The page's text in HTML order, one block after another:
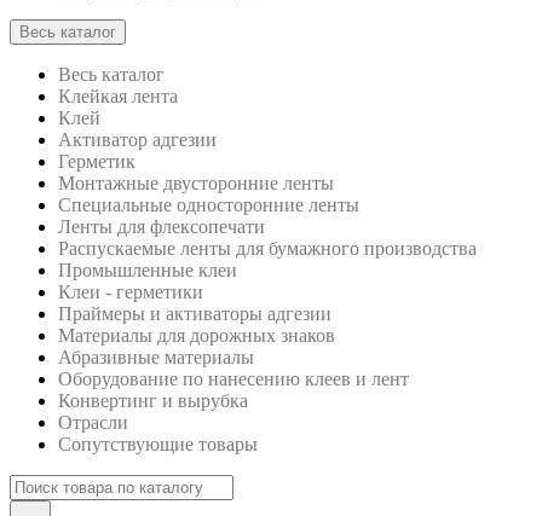
Весь каталог
Весь каталог
Клейкая лента
Клей
Активатор адгезии
Герметик
Монтажные двусторонние ленты
Специальные односторонние ленты
Ленты для флексопечати
Распускаемые ленты для бумажного производства
Промышленные клеи
Клеи - герметики
Праймеры и активаторы адгезии
Материалы для дорожных знаков
Абразивные материалы
Оборудование по нанесению клеев и лент
Конвертинг и вырубка
Отрасли
Сопутствующие товары